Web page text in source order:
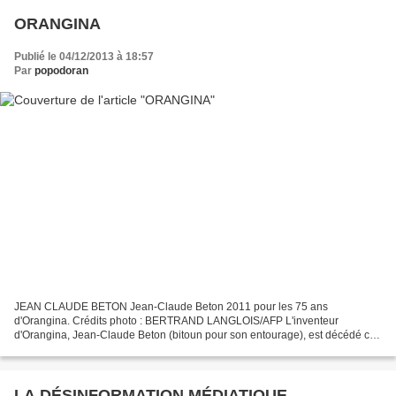
ORANGINA
Publié le 04/12/2013 à 18:57
Par popodoran
JEAN CLAUDE BETON Jean-Claude Beton 2011 pour les 75 ans
d'Orangina. Crédits photo : BERTRAND LANGLOIS/AFP L'inventeur
d'Orangina, Jean-Claude Beton (bitoun pour son entourage), est décédé ce